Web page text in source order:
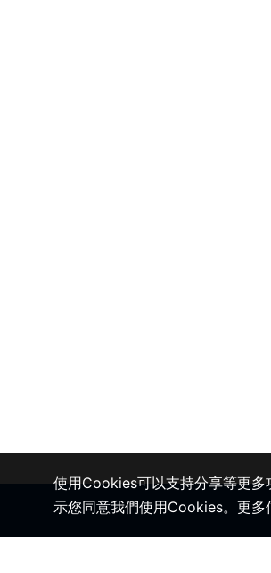
使用Cookies可以支持分享等更
示您同意我們使用Cookies。更多